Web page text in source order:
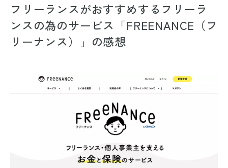
フリーランスがおすすめするフリーラ
ンスの為のサービス「FREENANCE（フ
リーナンス）」の感想